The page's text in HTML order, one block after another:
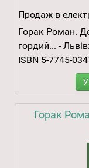
Продаж в
Горак Роман.
гордий... -
ISBN 5-7745-
Горак